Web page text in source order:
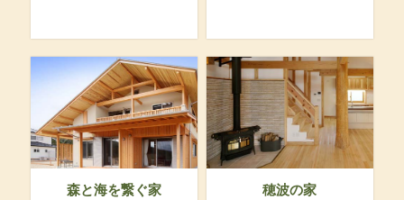
森と海を繋ぐ家 穂波の家